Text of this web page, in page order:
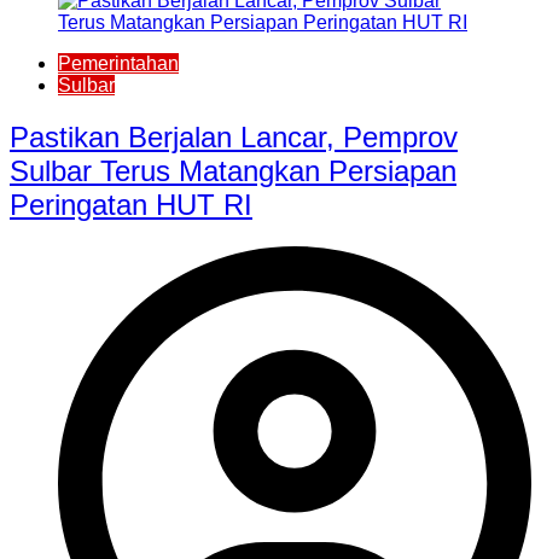
Pemerintahan
Sulbar
Pastikan Berjalan Lancar, Pemprov
Sulbar Terus Matangkan Persiapan
Peringatan HUT RI